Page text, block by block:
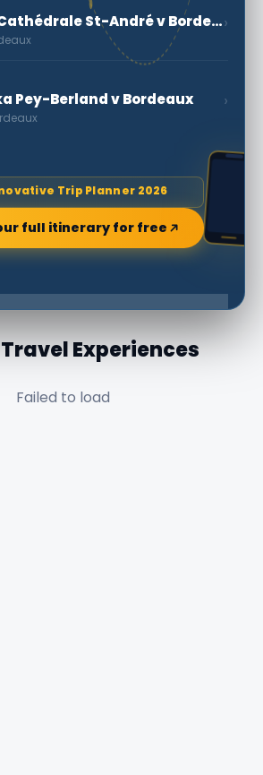
Unesco / Cathédrale St-André v Bordeaux›
Pey-Berland v Bordeaux ›
Trip Planner 2026
full itinerary for free
Experiences
Failed to load